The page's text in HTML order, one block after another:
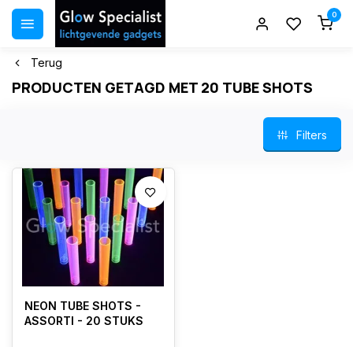
0
Terug
PRODUCTEN GETAGD MET 20 TUBE SHOTS
Filters
NEON TUBE SHOTS -
ASSORTI - 20 STUKS